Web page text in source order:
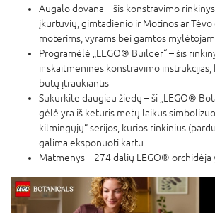
Augalo dovana – šis konstravimo
įkurtuvių, gimtadienio ir Motinos ar Tėvo
moterims, vyrams bei gamtos
Programėlė „LEGO® Builder“ – šis
ir skaitmenines konstravimo instrukcijas,
būtų įtraukiantis
Sukurkite daugiau žiedų – ši „LEGO®
gėlė yra iš keturis metų laikus
kilmingųjų“ serijos, kurios rinkinius
galima eksponuoti kartu
Matmenys – 274 dalių LEGO® orchidėja